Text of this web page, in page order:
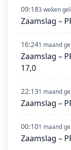
09:183 weken
Zaamslag –
16:241 maand
Zaamslag –
17,0
22:131 maand
Zaamslag –
00:101 maand
Zaamslag –